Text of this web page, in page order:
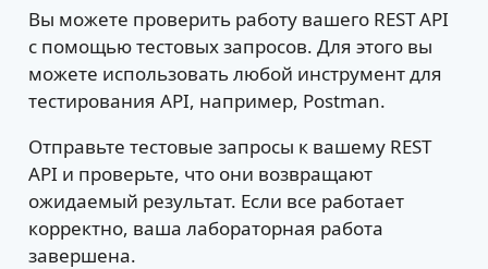
Вы можете проверить работу вашего REST API
с помощью тестовых запросов. Для этого вы
можете использовать любой инструмент для
тестирования API, например, Postman.
Отправьте тестовые запросы к вашему REST
API и проверьте, что они возвращают
ожидаемый результат. Если все работает
корректно, ваша лабораторная работа
завершена.